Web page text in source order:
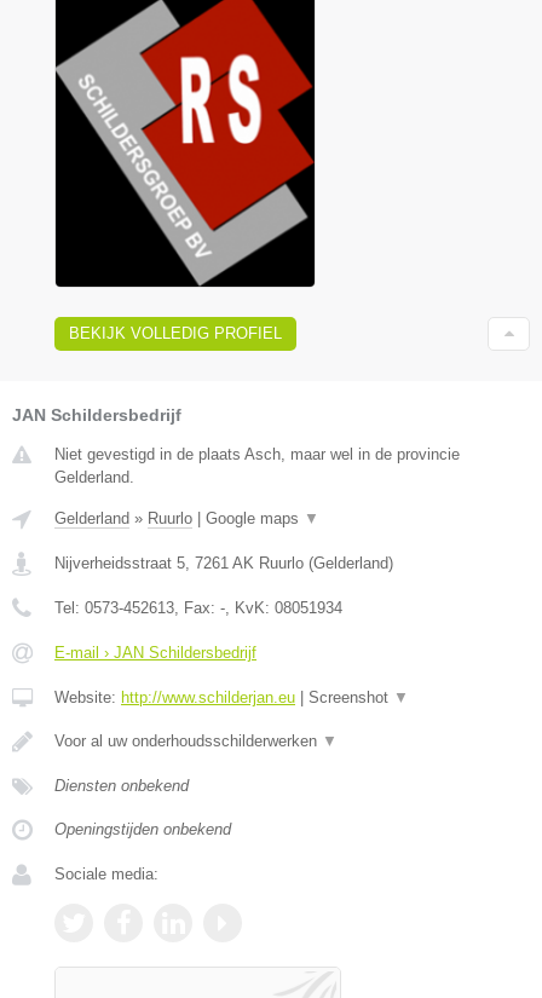
BEKIJK VOLLEDIG PROFIEL
JAN Schildersbedrijf
Niet gevestigd in de plaats Asch, maar wel in de provincie
Gelderland.
Gelderland » Ruurlo Google maps ▼
Nijverheidsstraat 5 7261 AK Ruurlo (Gelderland)
Tel: 0573-452613 , Fax: - , KvK: 08051934
E-mail › JAN Schildersbedrijf
Website: http://www.schilderjan.eu Screenshot ▼
Voor al uw onderhoudsschilderwerken ▼
Diensten onbekend
Openingstijden onbekend
Sociale media: